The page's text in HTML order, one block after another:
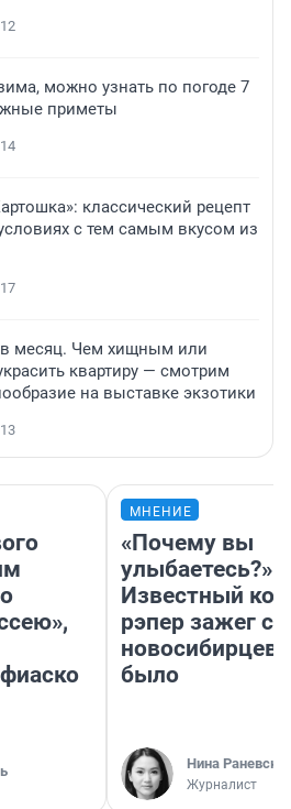
12
можно узнать по погоде 7
приметы
14
классический рецепт
с тем самым вкусом из
17
в месяц. Чем хищным или
квартиру — смотрим
на выставке экзотики
13
МНЕНИЕ
«Почему вы
улыбаетесь?»
Известный
рэпер зажег с
новосибирцев:
было
Нина
Журналист